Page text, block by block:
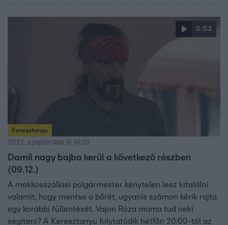
0:53
Keresztanyu
2022. szeptember 9. 19:20
Damil nagy bajba kerül a következő részben
(09.12.)
A makkosszállási polgármester kénytelen lesz kitalálni
valamit, hogy mentse a bőrét, ugyanis számon kérik rajta
egy korábbi füllentését. Vajon Róza mama tud neki
segíteni? A Keresztanyu folytatódik hétfőn 20:00-tól az